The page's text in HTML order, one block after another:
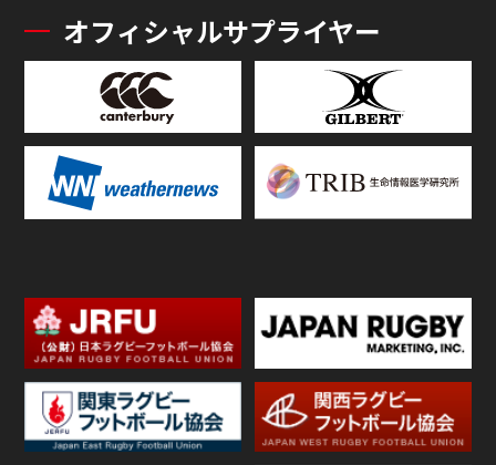
オフィシャルサプライヤー